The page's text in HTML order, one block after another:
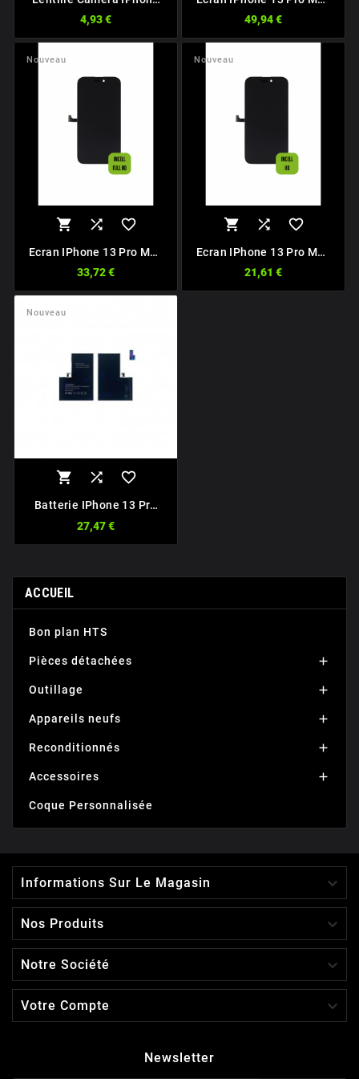
4,93 € 49,94 €
Nouveau
  
Ecran IPhone 13 Pro Max
33,72 €
Nouveau
  
Ecran IPhone 13 Pro Max
21,61 €
Nouveau
  
Batterie IPhone 13 Pro
MODE
27,47 €
ACCUEIL
Bon plan HTS
Pièces détachées 
Outillage 
Appareils neufs 
Reconditionnés 
Accessoires 
Coque Personnalisée
Informations Sur Le Magasin 
Nos Produits 
Notre Société 
Votre Compte 
Newsletter